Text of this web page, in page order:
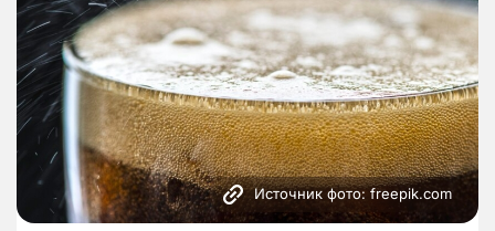
Источник фото: freepik.com